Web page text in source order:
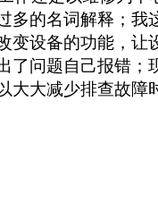
多的名词解释；
变设备的功能，
了问题自己报错
大大减少排查故